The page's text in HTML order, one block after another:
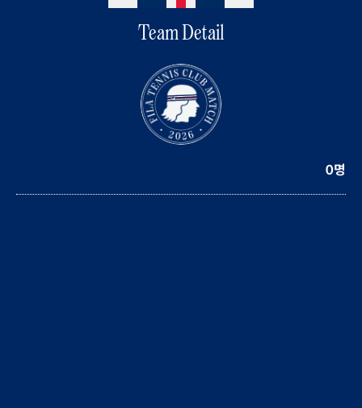
Team Detail
0명